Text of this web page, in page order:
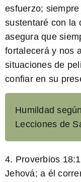
esfuerzo;
sustentaré con la
asegura que
fortalecerá y nos
situaciones de
confiar en su
Humildad
Lecciones de
4. Proverbios
Jehová; a él